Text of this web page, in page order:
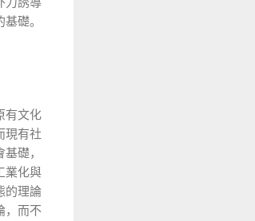
礎。
有文化
現有社
礎，
業化與
的理論
，而不